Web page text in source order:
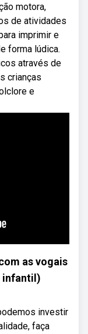
motora,
de atividades
imprimir e
forma lúdica.
através de
crianças
e
as vogais
infantil)
investir
faça